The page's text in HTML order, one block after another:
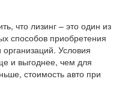
что лизинг – это один из
способов приобретения
Условия
и выгоднее, чем для
стоимость авто при